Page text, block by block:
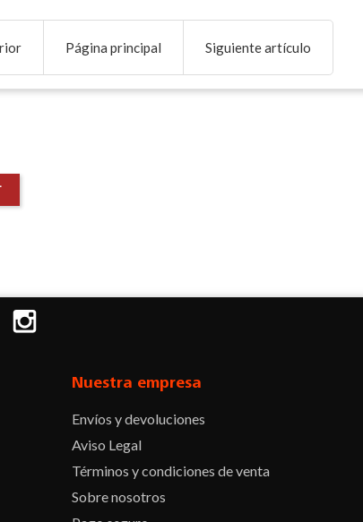
Página principal Siguiente artículo
Pinterest
Nuestra empresa
Envíos y devoluciones
Aviso Legal
Términos y condiciones de venta
Sobre nosotros